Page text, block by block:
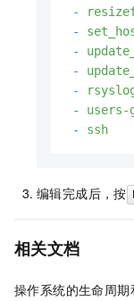
-
-
-
-
-
-
users-
-
ssh
编辑完成后，按
相关文档
操作系统的生命周